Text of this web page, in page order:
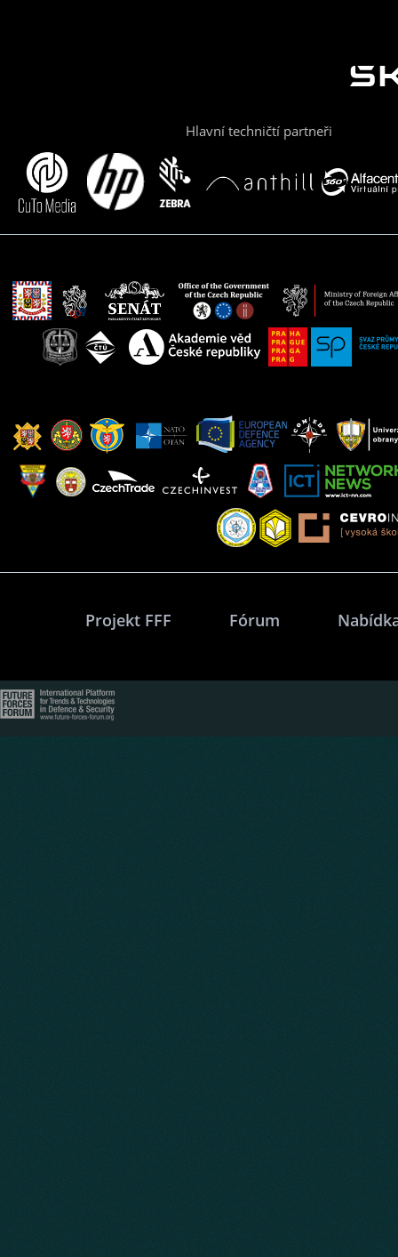
Hlavní techničtí partneři
Projekt FFF Fórum